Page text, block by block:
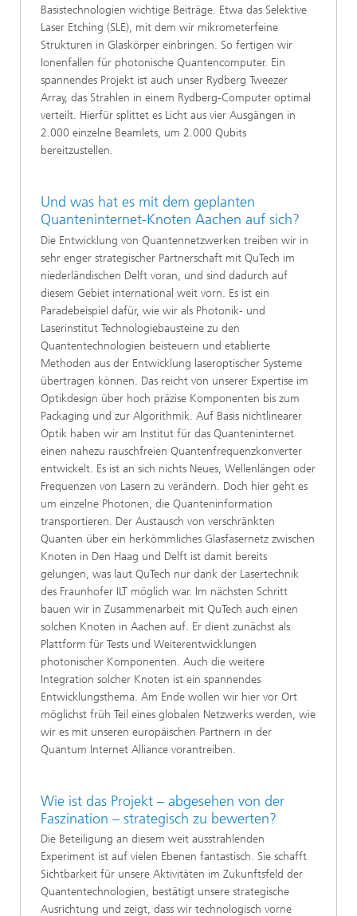
Basistechnologien wichtige Beiträge. Etwa das Selektive
Laser Etching (SLE), mit dem wir mikrometerfeine
Strukturen in Glaskörper einbringen. So fertigen wir
Ionenfallen für photonische Quantencomputer. Ein
spannendes Projekt ist auch unser Rydberg Tweezer
Array, das Strahlen in einem Rydberg-Computer optimal
verteilt. Hierfür splittet es Licht aus vier Ausgängen in
2.000 einzelne Beamlets, um 2.000 Qubits
bereitzustellen.
Und was hat es mit dem geplanten
Quanteninternet-Knoten Aachen auf sich?
Die Entwicklung von Quantennetzwerken treiben wir in
sehr enger strategischer Partnerschaft mit QuTech im
niederländischen Delft voran, und sind dadurch auf
diesem Gebiet international weit vorn. Es ist ein
Paradebeispiel dafür, wie wir als Photonik- und
Laserinstitut Technologiebausteine zu den
Quantentechnologien beisteuern und etablierte
Methoden aus der Entwicklung laseroptischer Systeme
übertragen können. Das reicht von unserer Expertise im
Optikdesign über hoch präzise Komponenten bis zum
Packaging und zur Algorithmik. Auf Basis nichtlinearer
Optik haben wir am Institut für das Quanteninternet
einen nahezu rauschfreien Quantenfrequenzkonverter
entwickelt. Es ist an sich nichts Neues, Wellenlängen oder
Frequenzen von Lasern zu verändern. Doch hier geht es
um einzelne Photonen, die Quanteninformation
transportieren. Der Austausch von verschränkten
Quanten über ein herkömmliches Glasfasernetz zwischen
Knoten in Den Haag und Delft ist damit bereits
gelungen, was laut QuTech nur dank der Lasertechnik
des Fraunhofer ILT möglich war. Im nächsten Schritt
bauen wir in Zusammenarbeit mit QuTech auch einen
solchen Knoten in Aachen auf. Er dient zunächst als
Plattform für Tests und Weiterentwicklungen
photonischer Komponenten. Auch die weitere
Integration solcher Knoten ist ein spannendes
Entwicklungsthema. Am Ende wollen wir hier vor Ort
möglichst früh Teil eines globalen Netzwerks werden, wie
wir es mit unseren europäischen Partnern in der
Quantum Internet Alliance vorantreiben.
Wie ist das Projekt – abgesehen von der
Faszination – strategisch zu bewerten?
Die Beteiligung an diesem weit ausstrahlenden
Experiment ist auf vielen Ebenen fantastisch. Sie schafft
Sichtbarkeit für unsere Aktivitäten im Zukunftsfeld der
Quantentechnologien, bestätigt unsere strategische
Ausrichtung und zeigt, dass wir technologisch vorne